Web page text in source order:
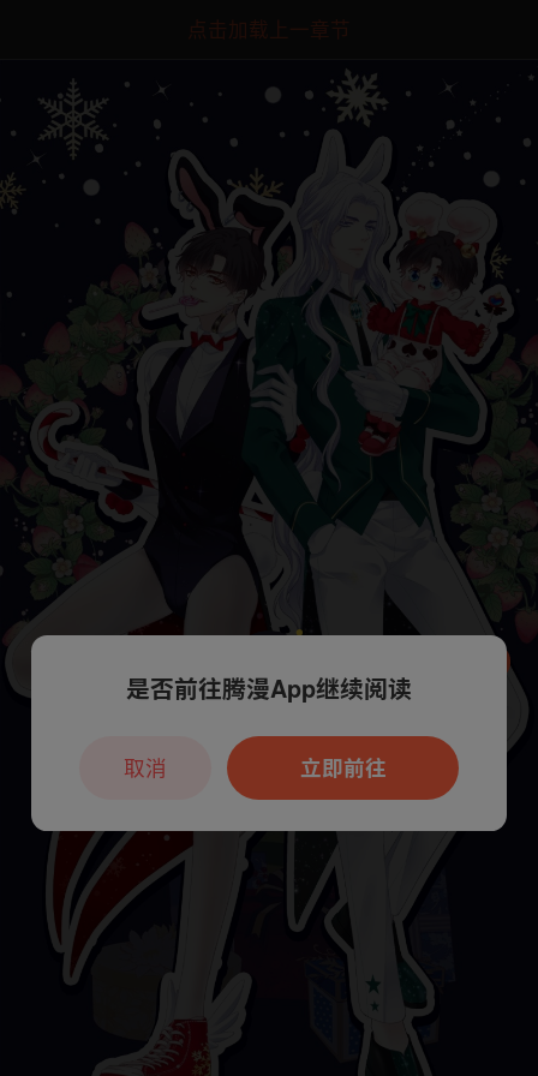
点击加载上一章节
本章节仅支持App阅读，可打开App新用
户7天免费看
是否前往腾漫App继续阅读
立即前往
取消